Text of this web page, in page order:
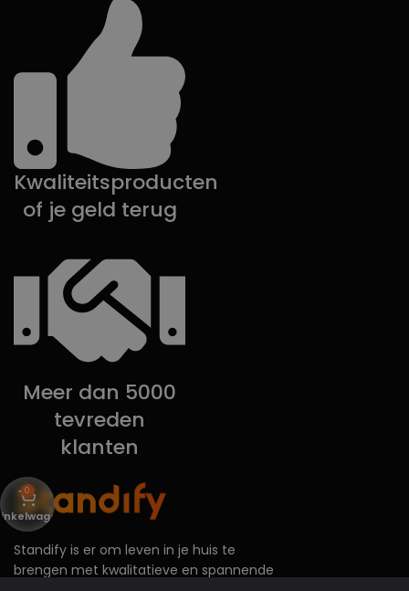
Kwaliteitsproducten
of je geld terug
Meer dan 5000
tevreden
klanten
Standify is er om leven in je huis te
brengen met kwalitatieve en spannende
0